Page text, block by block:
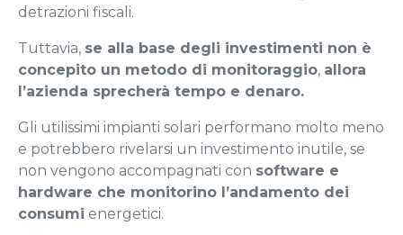
detrazioni fiscali.
Tuttavia, se alla base degli investimenti non è
concepito un metodo di monitoraggio, allora
l’azienda sprecherà tempo e denaro.
Gli utilissimi impianti solari performano molto meno
e potrebbero rivelarsi un investimento inutile, se
non vengono accompagnati con software e
hardware che monitorino l’andamento dei
consumi energetici.